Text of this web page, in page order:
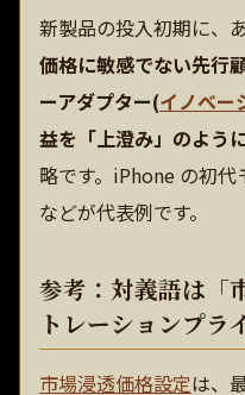
新製品の投入初期に、
価格に敏感でない先行
ーアダプター(イノベー
益を「上澄み」のよう
略です。iPhone の初
などが代表例です。
参考：対義語は「
トレーションプラ
市場浸透価格設定は、